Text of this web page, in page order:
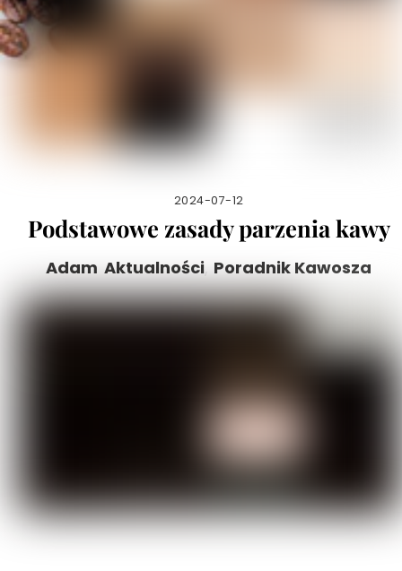
2024-07-12
Podstawowe zasady parzenia kawy
Adam Aktualności, Poradnik Kawosza